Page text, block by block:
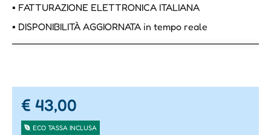
▪ FATTURAZIONE ELETTRONICA ITALIANA
▪ DISPONIBILITÀ AGGIORNATA in tempo reale
€ 43,00
ECO TASSA INCLUSA